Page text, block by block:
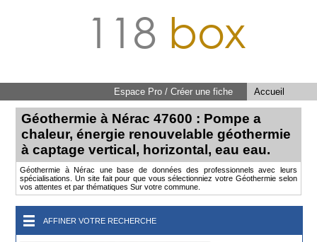
118 box
Accueil
Espace Pro / Créer une fiche
Géothermie à Nérac 47600 : Pompe a
chaleur, énergie renouvelable géothermie
à captage vertical, horizontal, eau eau.
Géothermie à Nérac une base de données des professionnels avec leurs
spécialisations. Un site fait pour que vous sélectionniez votre Géothermie selon
vos attentes et par thématiques Sur votre commune.
AFFINER VOTRE RECHERCHE